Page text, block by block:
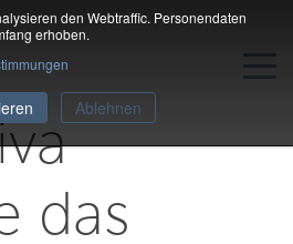
den Webtraffic. Personendaten
erhoben.
Ablehnen
das